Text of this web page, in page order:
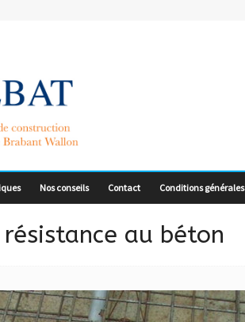
Nos conseils Contact Conditions générales
au béton